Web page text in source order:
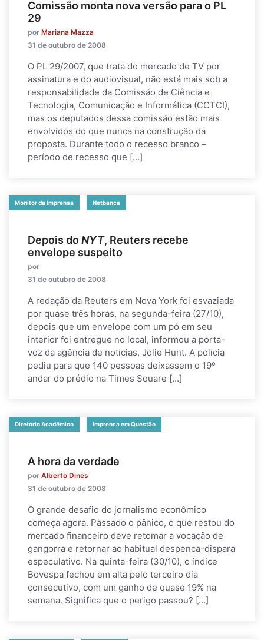
Comissão monta nova versão para o PL
29
por Mariana Mazza
31 de outubro de 2008
O PL 29/2007, que trata do mercado de TV por
assinatura e do audiovisual, não está mais sob a
responsabilidade da Comissão de Ciência e
Tecnologia, Comunicação e Informática (CCTCI),
mas os deputados dessa comissão estão mais
envolvidos do que nunca na construção da
proposta. Durante todo o recesso branco –
período de recesso que […]
Monitor da Imprensa Netbanca
Depois doNYT, Reuters recebe
envelope suspeito
por
31 de outubro de 2008
A redação da Reuters em Nova York foi esvaziada
por quase três horas, na segunda-feira (27/10),
depois que um envelope com um pó em seu
interior foi entregue no local, informou a porta-
voz da agência de notícias, Jolie Hunt. A polícia
pediu para que 140 pessoas deixassem o 19º
andar do prédio na Times Square […]
Diretório Acadêmico Imprensa em Questão
A hora da verdade
por Alberto Dines
31 de outubro de 2008
O grande desafio do jornalismo econômico
começa agora. Passado o pânico, o que restou do
mercado financeiro deve retomar a vocação de
gangorra e retornar ao habitual despenca-dispara
especulativo. Na quinta-feira (30/10), o índice
Bovespa fechou em alta pelo terceiro dia
consecutivo, com um ganho de quase 19% na
semana. Significa que o perigo passou? […]